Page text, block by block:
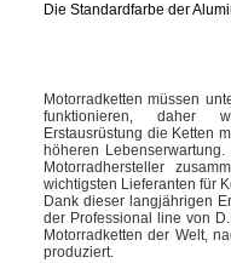
Die Standardfarbe der
Motorradketten müssen
funktionieren, daher
Erstausrüstung die Ketten
höheren
Motorradhersteller
wichtigsten Lieferanten für
Dank dieser langjährigen
der Professional line von
Motorradketten der Welt,
produziert.